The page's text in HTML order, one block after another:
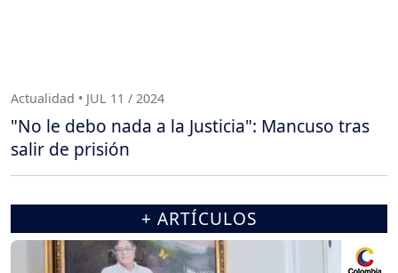
Actualidad • JUL 11 / 2024
"No le debo nada a la Justicia": Mancuso tras
salir de prisión
+ ARTÍCULOS